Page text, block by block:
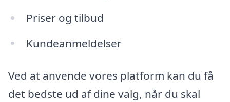
Priser og tilbud
Kundeanmeldelser
Ved at anvende vores platform kan du få
det bedste ud af dine valg, når du skal